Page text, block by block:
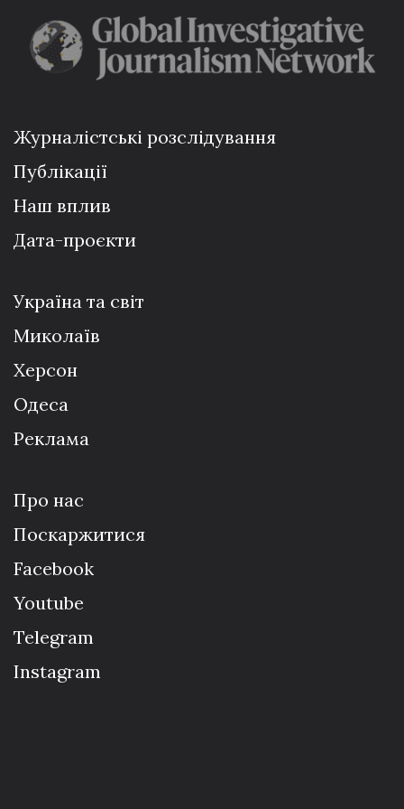
Журналістські розслідування
Публікації
Наш вплив
Дата-проєкти
Україна та світ
Миколаїв
Херсон
Одеса
Реклама
Про нас
Поскаржитися
Facebook
Youtube
Telegram
Instagram